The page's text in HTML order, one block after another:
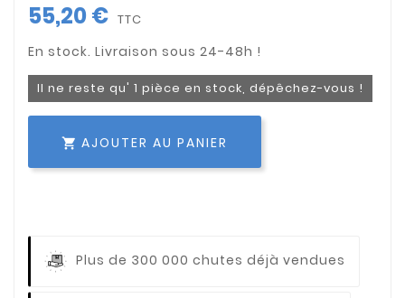
55,20 € TTC
Il ne reste qu' 1 pièce en stock, dépêchez-vous !
 AJOUTER AU PANIER
Plus de 300 000 chutes déjà vendues